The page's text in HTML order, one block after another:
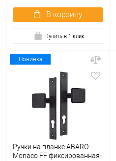
В корзину
Купить в 1 клик
Новинка
Ручки на планке ABARO
Monaco FF фиксированная-